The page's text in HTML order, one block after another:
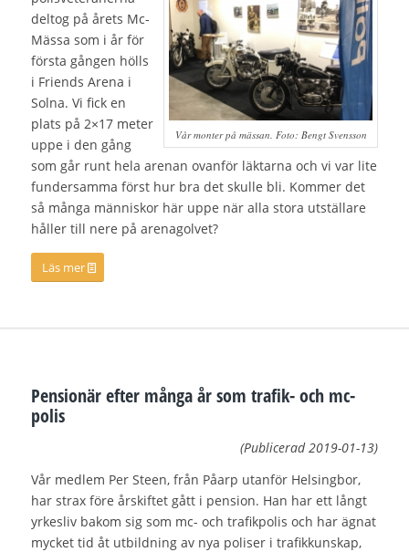
Vår monter på mässan. Foto: Bengt Svensson
deltog på årets Mc-
Mässa som i år för
första gången hölls
i Friends Arena i
Solna. Vi fick en
plats på 2×17 meter
uppe i den gång
som går runt hela arenan ovanför läktarna och vi var lite
fundersamma först hur bra det skulle bli. Kommer det
så många människor här uppe när alla stora utställare
håller till nere på arenagolvet?
Läs mer
Pensionär efter många år som trafik- och mc-
polis
(Publicerad 2019-01-13)
Vår medlem Per Steen, från Påarp utanför Helsingbor,
har strax före årskiftet gått i pension. Han har ett långt
yrkesliv bakom sig som mc- och trafikpolis och har ägnat
mycket tid åt utbildning av nya poliser i trafikkunskap,